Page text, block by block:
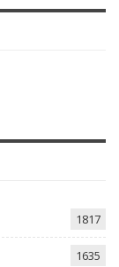
1817
1635